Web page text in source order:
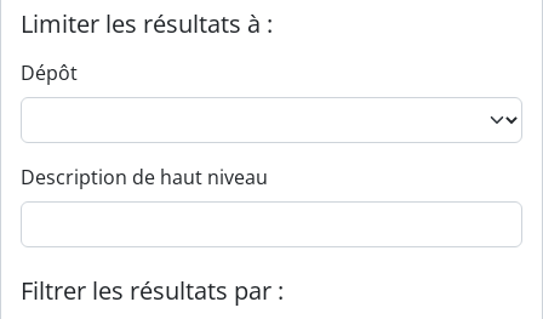
Limiter les résultats à :
Dépôt
Description de haut niveau
Filtrer les résultats par :